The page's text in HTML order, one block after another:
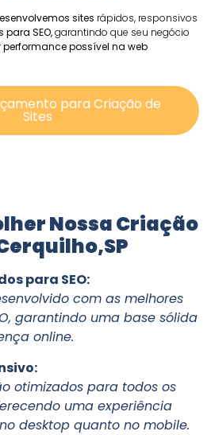
sites rápidos, responsivos
SEO,garantindo que seu negócio
performance possível na web
para Criação de
Sites
Nossa Criação
para SEO:
com as melhores
garantindo uma base sólida
online.
otimizados para todos os
uma experiência
desktop quanto no mobile.